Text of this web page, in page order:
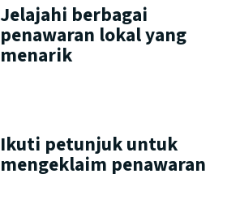
Jelajahi berbagai
penawaran lokal yang
menarik
Ikuti petunjuk untuk
mengeklaim penawaran